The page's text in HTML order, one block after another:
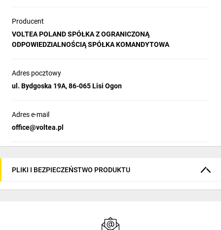
Producent
VOLTEA POLAND SPÓŁKA Z OGRANICZONĄ
ODPOWIEDZIALNOŚCIĄ SPÓŁKA KOMANDYTOWA
Adres pocztowy
ul. Bydgoska 19A, 86-065 Lisi Ogon
Adres e-mail
office@voltea.pl
PLIKI I BEZPIECZEŃSTWO PRODUKTU